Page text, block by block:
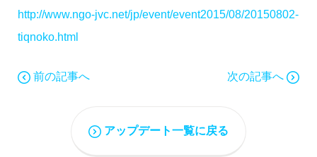
http://www.ngo-jvc.net/jp/event/event2015/08/20150802-
tiqnoko.html
前の記事へ 次の記事へ
アップデート一覧に戻る